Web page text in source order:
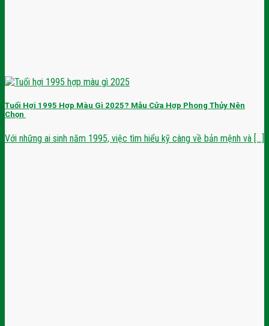
Tuổi Hợi 1995 Hợp Màu Gì 2025? Mẫu Cửa Hợp Phong Thủy Nên
Chọn
Với những ai sinh năm 1995, việc tìm hiểu kỹ càng về bản mệnh và [...]